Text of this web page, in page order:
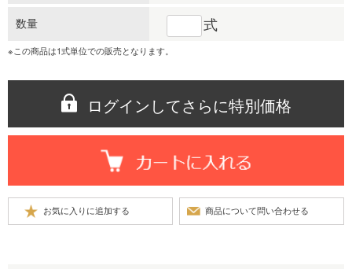
数量 式
※この商品は1式単位での販売となります。
ログインしてさらに特別価格